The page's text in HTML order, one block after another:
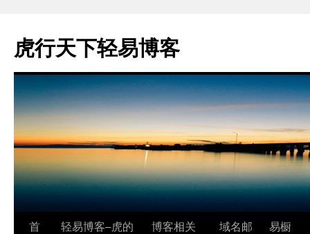
虎行天下轻易博客
跳首
轻易博客–虎的
博客相关
域名邮
易橱